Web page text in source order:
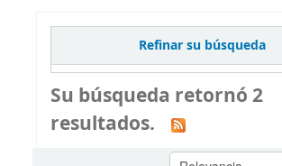
Refinar su búsqueda
Su búsqueda retornó 2
resultados.